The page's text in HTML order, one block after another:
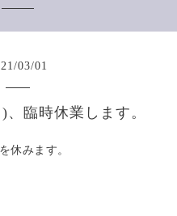
/03/01
、臨時休業します。
休みます。